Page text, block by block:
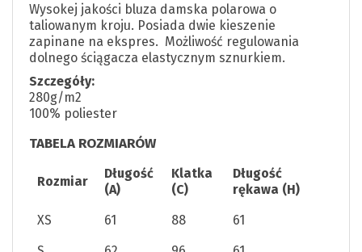
Wysokej jakości bluza damska polarowa o
taliowanym kroju. Posiada dwie kieszenie
zapinane na ekspres. Możliwość regulowania
dolnego ściągacza elastycznym sznurkiem.
Szczegóły:
280g/m2
100% poliester
TABELA ROZMIARÓW
Rozmiar
Długość
(A)
Klatka
(C)
Długość
rękawa (H)
XS
61 88
61